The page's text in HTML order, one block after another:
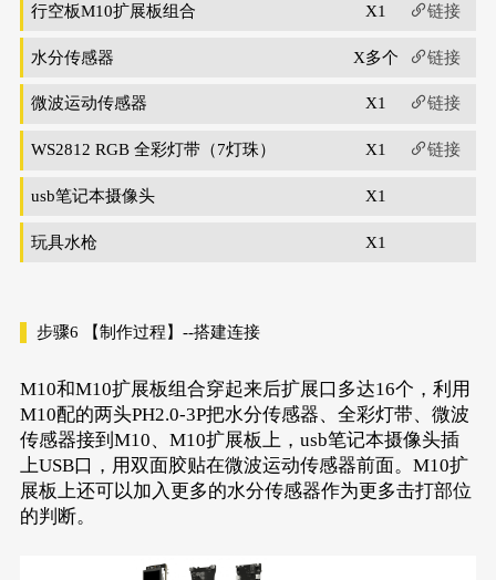
行空板M10扩展板组合 X1 链接
水分传感器 X多个 链接
微波运动传感器 X1 链接
WS2812 RGB 全彩灯带（7灯珠） X1 链接
usb笔记本摄像头 X1
玩具水枪 X1
步骤6 【制作过程】--搭建连接
M10和M10扩展板组合穿起来后扩展口多达16个，利用
M10配的两头PH2.0-3P把水分传感器、全彩灯带、微波
传感器接到M10、M10扩展板上，usb笔记本摄像头插
上USB口，用双面胶贴在微波运动传感器前面。M10扩
展板上还可以加入更多的水分传感器作为更多击打部位
的判断。